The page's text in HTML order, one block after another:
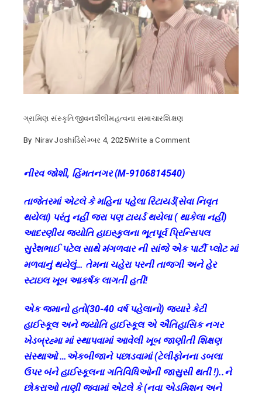
ગ્રામિણ સંસ્કૃતિજીવનશૈલીમહત્વના સમાચારશિક્ષણ
By Nirav Joshiડિસેમ્બર 4, 2025Write a Commenton
ભૂતપૂર્વ
પ્રિન્સિપાલ
સુરેશભાઈ
પટેલ
તાજેતરમાં
નીરવ જોશી, હિંમતનગર (M-9106814540)
તાજેતરમાં એટલે કે મહિના પહેલા રિટાયર્ડ(સેવા નિવૃત
થયેલા) પરંતુ નહીં જરા પણ ટાયર્ડ થયેલા ( થાકેલા નહીં)
આદરણીય જ્યોતિ હાઇસ્કુલના ભૂતપૂર્વ પ્રિન્સિપલ
સુરેશભાઈ પટેલ સાથે મંગળવાર ની સાંજે એક પાર્ટી પ્લોટ માં
મળવાનું થયેલું… તેમના ચહેરા પરની તાજગી અને હેર
સ્ટાઇલ ખૂબ આકર્ષક લાગતી હતી!
એક જમાનો હતો(30-40 વર્ષ પહેલાનો) જ્યારે કેટી
હાઈસ્કૂલ અને જ્યોતિ હાઈસ્કૂલ એ ઐતિહાસિક નગર
ખેડબ્રહ્મા માં સ્થાપવામાં આવેલી ખૂબ જાણીતી શિક્ષણ
સંસ્થાઓ …એકબીજાને પછાડવામાં (ટેલીફોનના ડબલા
ઉપર બંને હાઈસ્કૂલના ગતિવિધિઓની જાસુસી થતી !)..ને
છોકરાઓ તાણી જવામાં એટલે કે (નવા એડમિશન અને